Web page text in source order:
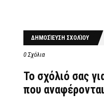
ΔΗΜΟΣΊΕΥΣΗ ΣΧΟΛΊΟΥ
0 Σχόλια
Το σχόλιό σας
που